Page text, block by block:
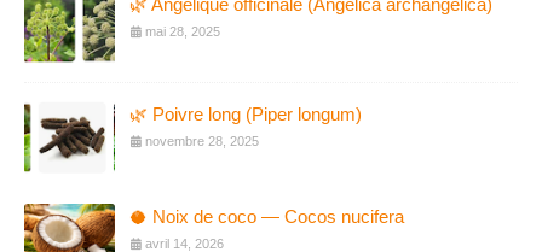
mai 28, 2025
🌿 Poivre long (Piper longum)
novembre 28, 2025
🥥 Noix de coco — Cocos nucifera
avril 14, 2026